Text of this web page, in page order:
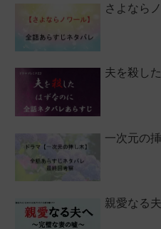
さよなら
夫を殺し
一次元の
親愛なる